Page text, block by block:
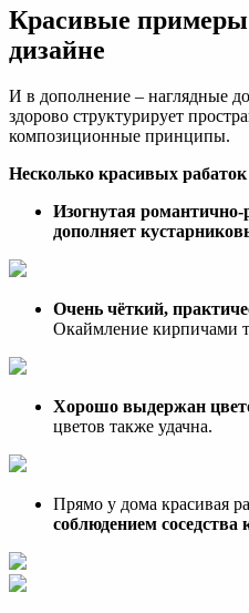
Красивые
дизайне
И в дополнение – наглядные
здорово структурирует
композиционные принципы.
Несколько красивых рабаток
Изогнутая романтично-
дополняет
Очень чёткий,
Окаймление кирпичами
Хорошо выдержан
цветов также удачна.
Прямо у дома красивая
соблюдением соседства